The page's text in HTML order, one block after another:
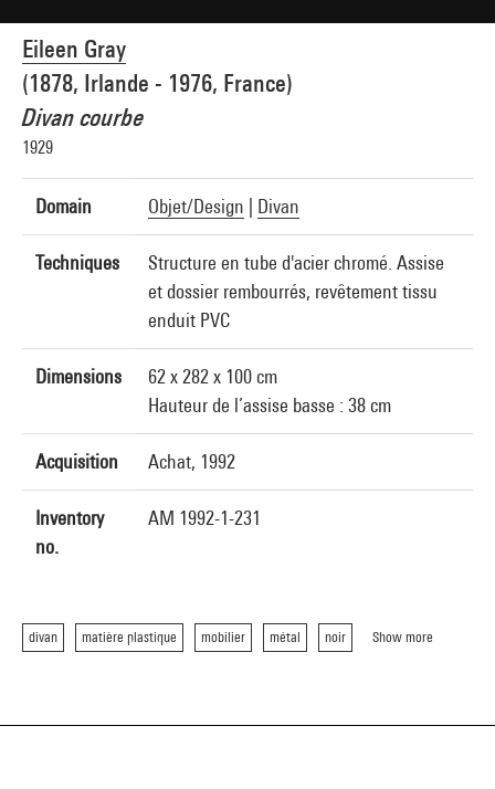
Eileen Gray
(1878, Irlande - 1976, France)
Divan courbe
1929
Domain Objet/Design Divan
Techniques
Structure en tube d'acier chromé. Assise
et dossier rembourrés, revêtement tissu
enduit PVC
Dimensions
62 x 282 x 100 cm
Hauteur de l’assise basse : 38 cm
Acquisition Achat, 1992
Inventory
no.
AM 1992-1-231
divan matière plastique mobilier métal noir Show more